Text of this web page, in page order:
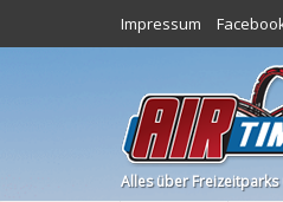
Impressum
Alles über